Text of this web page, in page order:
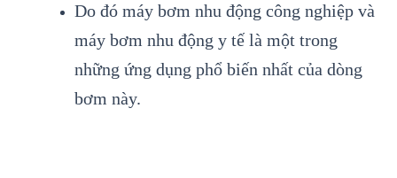
Do đó máy bơm nhu động công nghiệp và
máy bơm nhu động y tế là một trong
những ứng dụng phổ biến nhất của dòng
bơm này.